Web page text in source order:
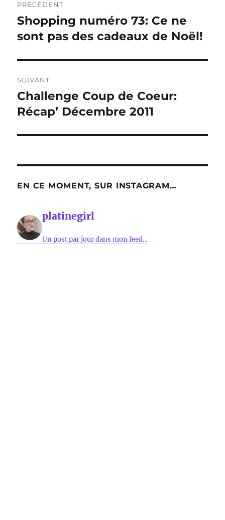
de
l’article
PRÉCÉDENT
Publication
précédente :
Shopping numéro 73: Ce ne
sont pas des cadeaux de Noël!
SUIVANT
Publication
suivante :
Challenge Coup de Coeur:
Récap’ Décembre 2011
EN CE MOMENT, SUR INSTAGRAM…
platinegirl
Un post par jour dans mon feed...